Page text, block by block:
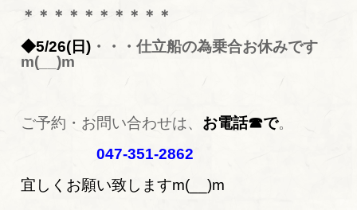
＊＊＊＊＊＊＊＊＊＊
◆5/26(日) ・・・仕立船の為乗合お休みです
m(__)m
ご予約・お問い合わせは、 お電話☎で。
047-351-2862
宜しくお願い致しますm(__)m